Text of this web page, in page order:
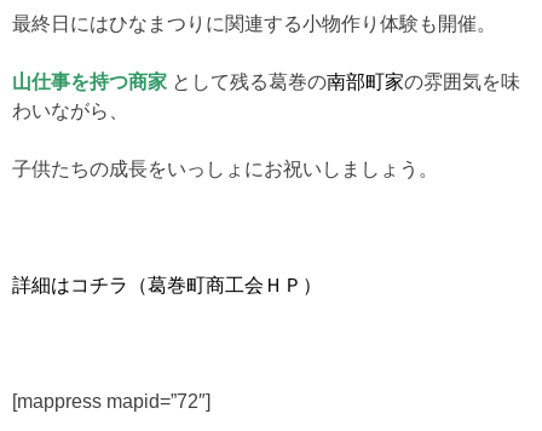
最終日にはひなまつりに関連する小物作り体験も開催。
山仕事を持つ商家 として残る葛巻の南部町家の雰囲気を味
わいながら、
子供たちの成長をいっしょにお祝いしましょう。
詳細はコチラ（葛巻町商工会ＨＰ）
[mappress mapid=”72″]